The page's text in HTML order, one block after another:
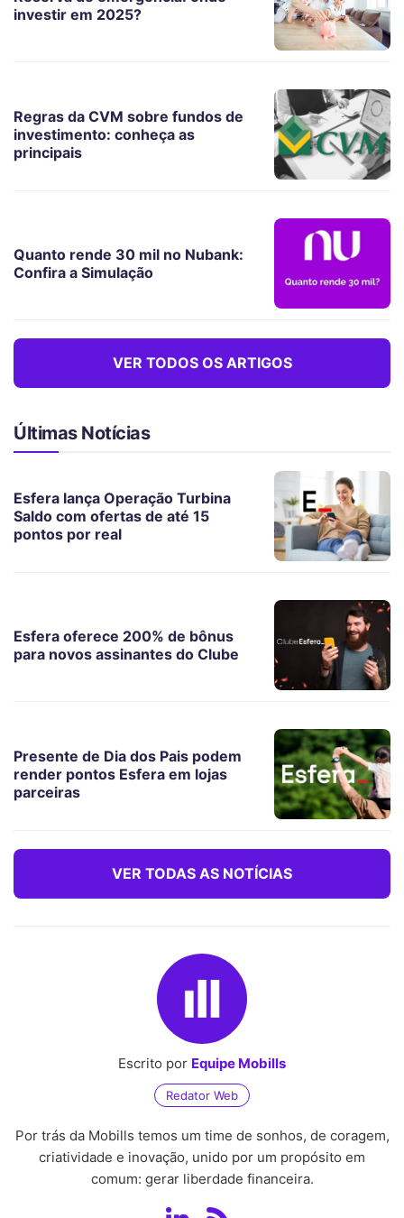
investir em 2025?
Regras da CVM sobre fundos de
investimento: conheça as
principais
Quanto rende 30 mil no Nubank:
Confira a Simulação
VER TODOS OS ARTIGOS
Últimas Notícias
Esfera lança Operação Turbina
Saldo com ofertas de até 15
pontos por real
Esfera oferece 200% de bônus
para novos assinantes do Clube
Presente de Dia dos Pais podem
render pontos Esfera em lojas
parceiras
VER TODAS AS NOTÍCIAS
Escrito por Equipe Mobills
Redator Web
Por trás da Mobills temos um time de sonhos, de coragem,
criatividade e inovação, unido por um propósito em
comum: gerar liberdade financeira.